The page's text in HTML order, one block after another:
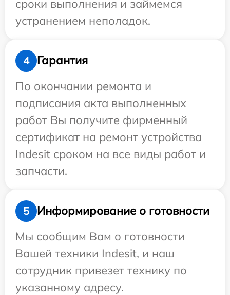
сроки выполнения и займемся
устранением неполадок.
4
Гарантия
По окончании ремонта и
подписания акта выполненных
работ Вы получите фирменный
сертификат на ремонт устройства
Indesit сроком на все виды работ и
запчасти.
5
Информирование о готовности
Мы сообщим Вам о готовности
Вашей техники Indesit, и наш
сотрудник привезет технику по
указанному адресу.